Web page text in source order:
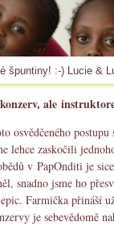
špuntiny! :-) Lucie &
ale
osvědčeného
lehce zaskočili
v PapOnditi je
snadno jsme ho
Farmička přináší
je sebevědomě